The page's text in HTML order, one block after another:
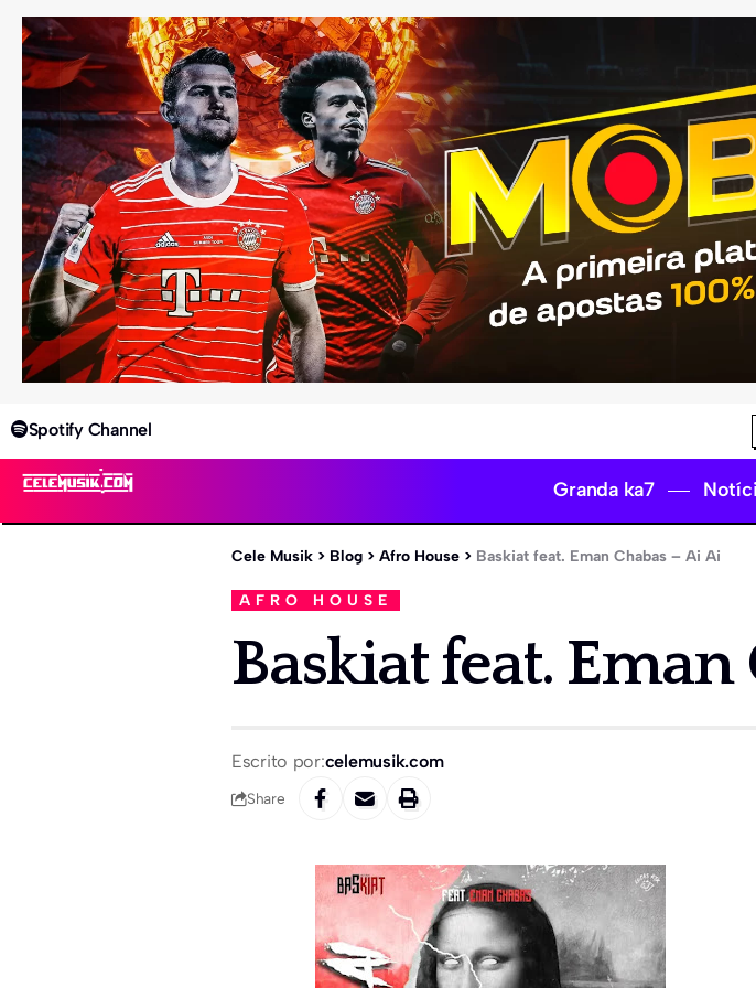
Spotify Channel
Granda ka7
Cele Musik > Blog > Afro House > Baskiat feat. Eman Chabas – Ai Ai
AFRO HOUSE
Baskiat feat. Eman
Escrito por:celemusik.com
Share